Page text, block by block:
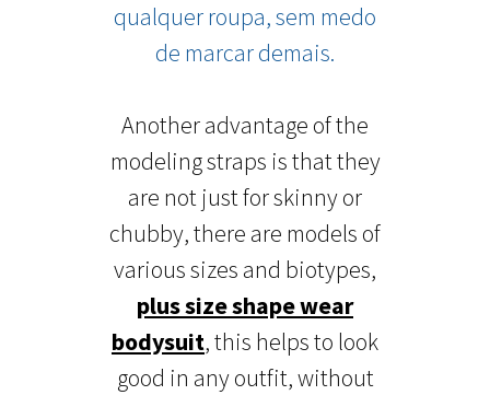
qualquer roupa, sem medo
de marcar demais.
Another advantage of the
modeling straps is that they
are not just for skinny or
chubby, there are models of
various sizes and biotypes,
plus size shapewear
bodysuit, this helps to look
good in any outfit, without